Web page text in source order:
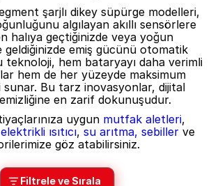
şarjlı dikey süpürge modelleri,
algılayan akıllı sensörlere
halıya geçtiğinizde veya yoğun
emiş gücünü otomatik
teknoloji, hem bataryayı daha verimli
hem de her yüzeyde maksimum
sunar. Bu tarz inovasyonlar, dijital
en zarif dokunuşudur.
uygun mutfak aletleri,
elektrikli ısıtıcı, su arıtma, sebiller ve
göz atabilirsiniz.
Filtrele ve Sırala